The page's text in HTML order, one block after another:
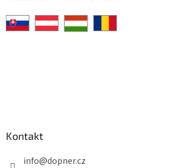
Kontakt
info@dopner.cz